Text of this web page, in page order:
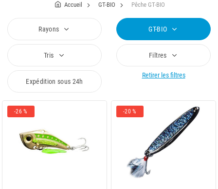
Accueil GT-BIO Pêche GT-BIO
Rayons GT-BIO
Tris Filtres
Expédition sous 24h
Retirer les filtres
-26 % -20 %